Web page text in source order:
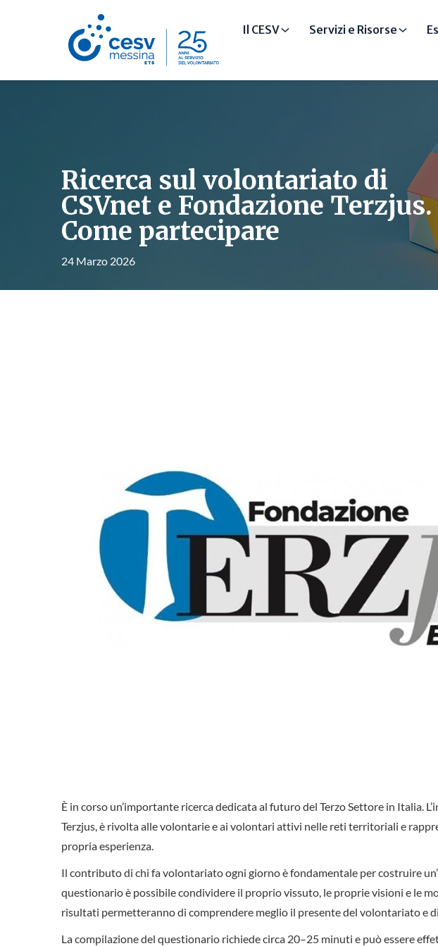
Il CESV Servizi e Risorse
Ricerca sul volontariato di
CSVnet e Fondazione Terzjus.
Come partecipare
24 Marzo 2026
È in corso un’importante ricerca dedicata al futuro del Terzo Settore in Italia.
Terzjus, è rivolta alle volontarie e ai volontari attivi nelle reti territoriali e
propria esperienza.
Il contributo di chi fa volontariato ogni giorno è fondamentale per costruire
questionario è possibile condividere il proprio vissuto, le proprie visioni e le
risultati permetteranno di comprendere meglio il presente del volontariato e
La compilazione del questionario richiede circa 20–25 minuti e può essere